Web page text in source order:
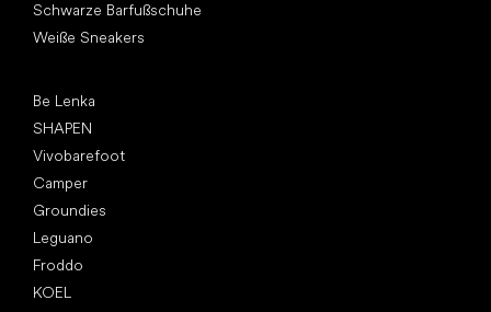
Schwarze Barfußschuhe
Weiße Sneakers
Be Lenka
SHAPEN
Vivobarefoot
Camper
Groundies
Leguano
Froddo
KOEL